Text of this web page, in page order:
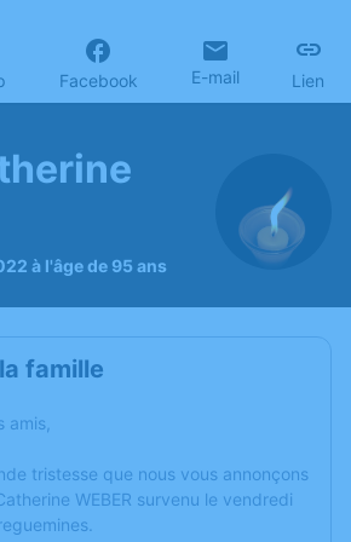
Facebook E-mail Lien
à l'âge de 95 ans
famille
amis,
tristesse que nous vous annonçons
WEBER survenu le vendredi